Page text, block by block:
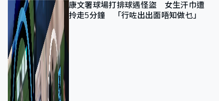
康文署球場打排球遇怪盜 女生汗巾遭
拎走5分鐘 「行咗出出面唔知做乜」